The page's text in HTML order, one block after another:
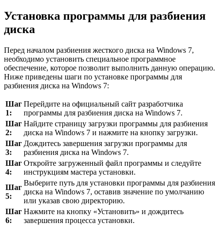
Установка программы для разбиения
диска
Перед началом разбиения жесткого диска на Windows 7,
необходимо установить специальное программное
обеспечение, которое позволит выполнить данную операцию.
Ниже приведены шаги по установке программы для
разбиения диска на Windows 7:
Шаг
1:
Перейдите на официальный сайт разработчика
программы для разбиения диска на Windows 7.
Шаг
2:
Найдите страницу загрузки программы для разбиения
диска на Windows 7 и нажмите на кнопку загрузки.
Шаг
3:
Дождитесь завершения загрузки программы для
разбиения диска на Windows 7.
Шаг
4:
Откройте загруженный файл программы и следуйте
инструкциям мастера установки.
Шаг
5:
Выберите путь для установки программы для разбиения
диска на Windows 7, оставив значение по умолчанию
или указав свою директорию.
Шаг
6:
Нажмите на кнопку «Установить» и дождитесь
завершения процесса установки.